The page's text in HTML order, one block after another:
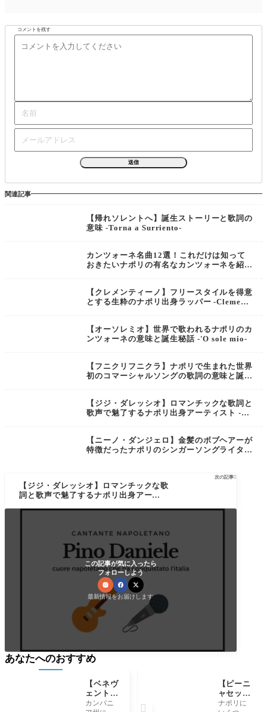
コメントを残す
関連記事
【帰れソレントへ】誕生ストーリーと歌詞の
意味 -Torna a Surriento-
カンツォーネ名曲12選！これだけは知って
おきたいナポリの有名なカンツォーネを紹
【クレメンティーノ】フリースタイルを得意
とする生粋のナポリ出身ラッパー -Clementi
【オーソレミオ】世界で歌われるナポリのカ
ンツォーネの意味と誕生秘話 -'O sole mio-
【フニクリフニクラ】ナポリで生まれた世界
初のコマーシャルソングの歌詞の意味と誕生
【ジジ・ダレッシオ】ロマンチックな歌詞と
歌声で魅了するナポリ出身アーティスト -Gi
【ニーノ・ダンジェロ】金髪のボブヘアーが
特徴だったナポリのシンガーソングライター
次の記事
【ジジ・ダレッシオ】ロマンチックな歌
詞と歌声で魅了するナポリ出身アーティ
この記事が気に入ったら
フォローしよう
最新情報をお届けします
あなたへのおすすめ
【ベネヴ
ェント】
カンパニ
カンパニ
【ピーニ
ャセッカ
市場】活
ナポリに
